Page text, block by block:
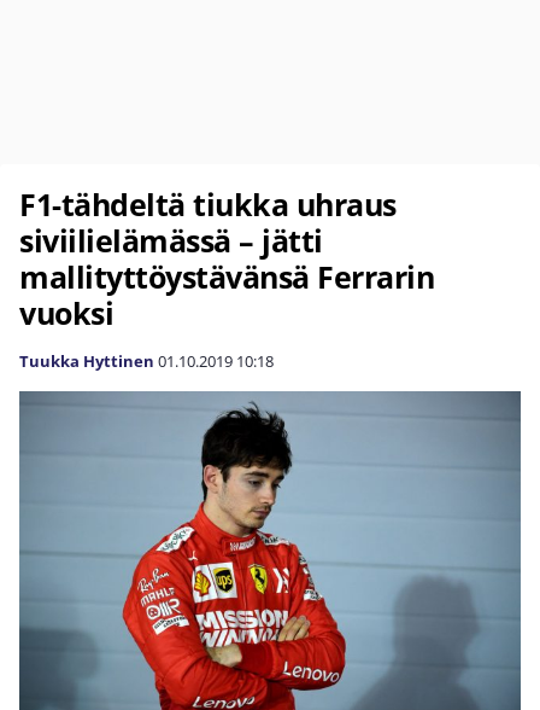
F1-tähdeltä tiukka uhraus
siviilielämässä – jätti
mallityttöystävänsä Ferrarin
vuoksi
Tuukka Hyttinen 01.10.2019 10:18